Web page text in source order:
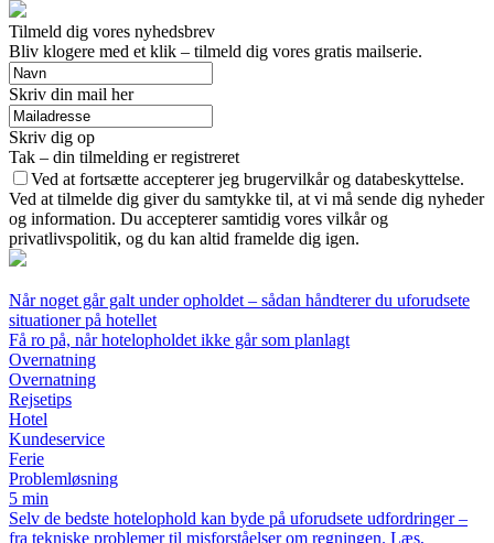
Tilmeld dig vores nyhedsbrev
Bliv klogere med et klik – tilmeld dig vores gratis mailserie.
Skriv din mail her
Skriv dig op
Tak – din tilmelding er registreret
Ved at fortsætte accepterer jeg brugervilkår og databeskyttelse.
Ved at tilmelde dig giver du samtykke til, at vi må sende dig nyheder
og information. Du accepterer samtidig vores vilkår og
privatlivspolitik, og du kan altid framelde dig igen.
Når noget går galt under opholdet – sådan håndterer du uforudsete
situationer på hotellet
Få ro på, når hotelopholdet ikke går som planlagt
Overnatning
Overnatning
Rejsetips
Hotel
Kundeservice
Ferie
Problemløsning
5 min
Selv de bedste hotelophold kan byde på uforudsete udfordringer –
fra tekniske problemer til misforståelser om regningen. Læs,